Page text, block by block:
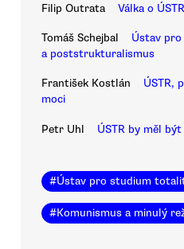
Filip Outrata Válka o
Tomáš Schejbal
Ústav
a poststrukturalismus
František Kostlán
ÚSTR,
moci
Petr Uhl ÚSTR by měl
#Ústav pro studium
#Komunismus a minulý